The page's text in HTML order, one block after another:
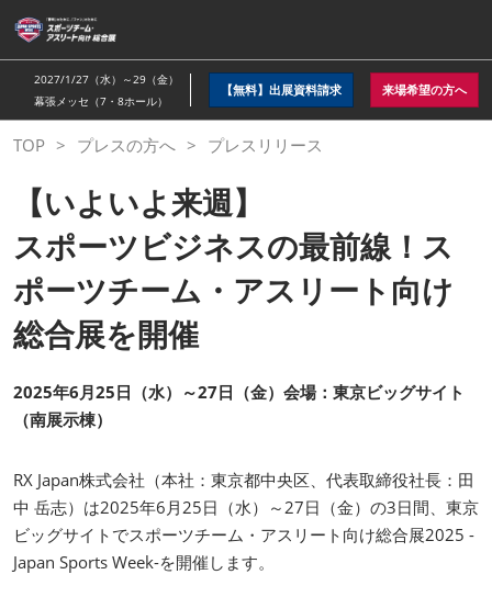
ス
キ
ッ
し
て
2027/1/27（水）～29（金）
幕張メッセ（7・8ホール）
【無料】出展資料請求 来場希望の方へ
TOP プレスの方へ プレスリリース
【いよいよ来週】
スポーツビジネスの最前線！ス
ポーツチーム・アスリート向け
総合展を開催
2025年6月25日（水）～27日（金）会場：東京ビッグサイト
（南展示棟）
RX Japan株式会社（本社：東京都中央区、代表取締役社長：田
中 岳志）は2025年6月25日（水）～27日（金）の3日間、東京
ビッグサイトでスポーツチーム・アスリート向け総合展2025 -
Japan Sports Week-を開催します。